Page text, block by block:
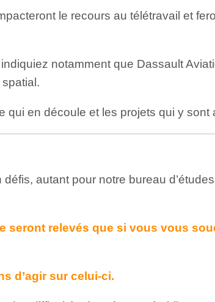
le recours au télétravail et
notamment que Dassault
qui en découle et les projets qui y sont
défis, autant pour notre bureau
seront relevés que si vous vous
d’agir sur celui-ci.